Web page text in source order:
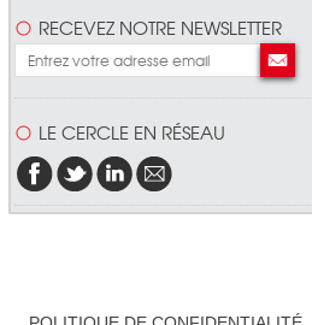
RECEVEZ NOTRE NEWSLETTER
LE CERCLE EN RÉSEAU